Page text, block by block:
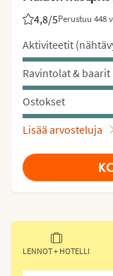
4,8/5Perustuu 448
Asiakkaidemme arviot:
Aktiviteetit
Ravintolat & baarit
Ostokset
Lisää arvosteluja
LENNOT + HOTELLI